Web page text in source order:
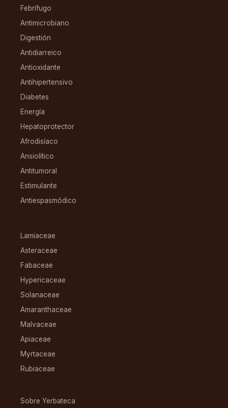
Febrífugo
Antimicrobiano
Digestión
Antidiarreico
Antioxidante
Antihipertensivo
Diabetes
Energía
Hepatoprotector
Afrodisíaco
Ansiolítico
Antitumoral
Estimulante
Antiespasmódico
Lamiaceae
Asteraceae
Fabaceae
Hypericaceae
Solanaceae
Amaranthaceae
Malvaceae
Apiaceae
Myrtaceae
Rubiaceae
Sobre Yerbateca